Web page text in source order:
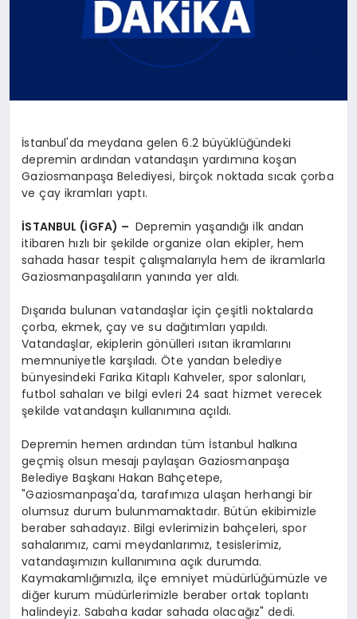
İstanbul'da meydana gelen 6.2 büyüklüğündeki
depremin ardından vatandaşın yardımına koşan
Gaziosmanpaşa Belediyesi, birçok noktada sıcak çorba
ve çay ikramları yaptı.
İSTANBUL (İGFA) –Depremin yaşandığı ilk andan
itibaren hızlı bir şekilde organize olan ekipler, hem
sahada hasar tespit çalışmalarıyla hem de ikramlarla
Gaziosmanpaşalıların yanında yer aldı.
Dışarıda bulunan vatandaşlar için çeşitli noktalarda
çorba, ekmek, çay ve su dağıtımları yapıldı.
Vatandaşlar, ekiplerin gönülleri ısıtan ikramlarını
memnuniyetle karşıladı. Öte yandan belediye
bünyesindeki Farika Kitaplı Kahveler, spor salonları,
futbol sahaları ve bilgi evleri 24 saat hizmet verecek
şekilde vatandaşın kullanımına açıldı.
Depremin hemen ardından tüm İstanbul halkına
geçmiş olsun mesajı paylaşan Gaziosmanpaşa
Belediye Başkanı Hakan Bahçetepe,
"Gaziosmanpaşa'da, tarafımıza ulaşan herhangi bir
olumsuz durum bulunmamaktadır. Bütün ekibimizle
beraber sahadayız. Bilgi evlerimizin bahçeleri, spor
sahalarımız, cami meydanlarımız, tesislerimiz,
vatandaşımızın kullanımına açık durumda.
Kaymakamlığımızla, ilçe emniyet müdürlüğümüzle ve
diğer kurum müdürlerimizle beraber ortak toplantı
halindeyiz. Sabaha kadar sahada olacağız" dedi.